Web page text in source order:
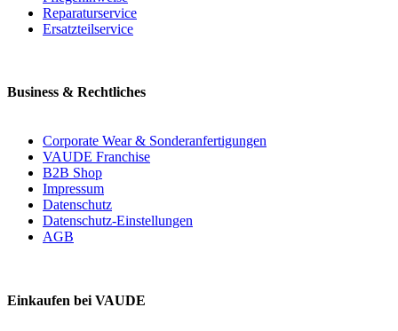
Reparaturservice
Ersatzteilservice
Business & Rechtliches
Corporate Wear & Sonderanfertigungen
VAUDE Franchise
B2B Shop
Impressum
Datenschutz
Datenschutz-Einstellungen
AGB
Einkaufen bei VAUDE